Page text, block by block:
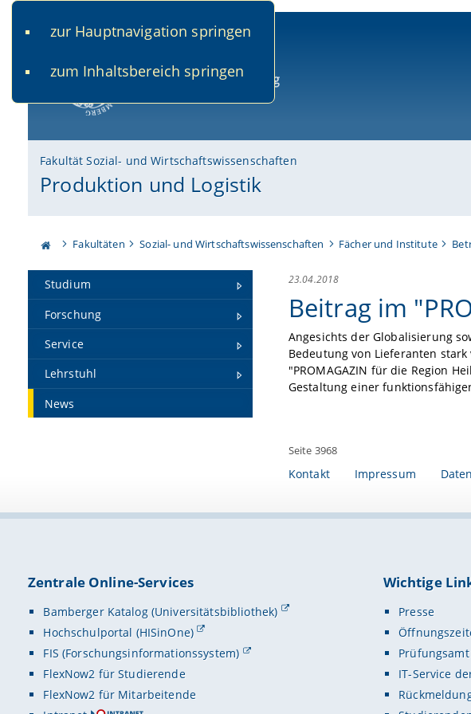
zur Hauptnavigation springen
zum Inhaltsbereich springen
Fakultät Sozial- und Wirtschaftswissenschaften
Produktion und Logistik
Fakultäten Sozial- und Wirtschaftswissenschaften Fächer und Institute
Studium
Forschung
Service
Lehrstuhl
News
23.04.2018
Beitrag im
Angesichts der Globalisierung
Bedeutung von Lieferanten
"PROMAGAZIN für die Region
Gestaltung einer
Seite 3968
Kontakt Impressum
Zentrale Online-Services
Bamberger Katalog (Universitätsbibliothek)
Hochschulportal (HISinOne)
FIS (Forschungsinformationssystem)
FlexNow2 für Studierende
FlexNow2 für Mitarbeitende
Wichtige
Presse
Prüfungsamt
IT-Service